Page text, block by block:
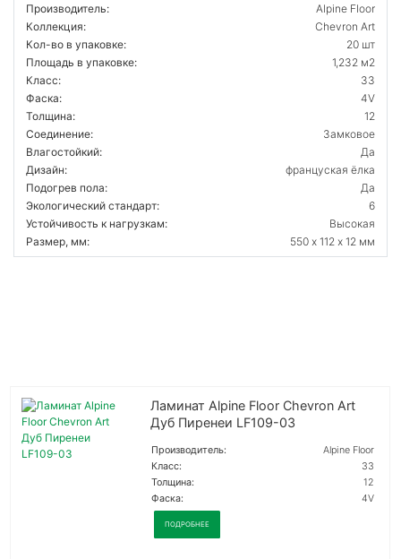
Производитель:
Alpine Floor
Коллекция:
Chevron Art
Кол-во в упаковке:
20 шт
Площадь в упаковке:
1,232 м2
Класс:
33
Фаска:
4V
Толщина:
12
Соединение:
Замковое
Влагостойкий:
Да
Дизайн:
француская ёлка
Подогрев пола:
Да
Экологический стандарт:
6
Устойчивость к нагрузкам:
Высокая
Размер, мм:
550 х 112 х 12 мм
Ламинат Alpine Floor Chevron Art
Дуб Пиренеи LF109-03
Производитель:
Alpine Floor
Класс:
33
Толщина:
12
Фаска:
4V
ПОДРОБНЕЕ